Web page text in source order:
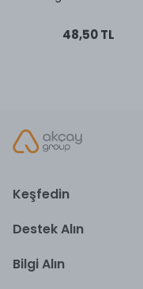
48,50 TL
Keşfedin
Destek Alın
Bilgi Alın